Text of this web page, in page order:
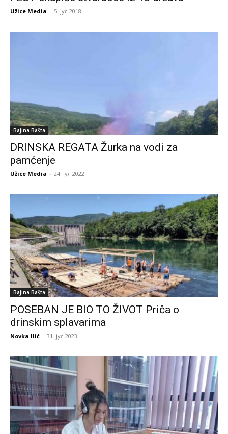
Užice Media - 5. јул 2018.
Bajina Bašta
DRINSKA REGATA Žurka na vodi za
pamćenje
Užice Media - 24. јул 2022.
Bajina Bašta
POSEBAN JE BIO TO ŽIVOT Priča o
drinskim splavarima
Novka Ilić - 31. јул 2023.